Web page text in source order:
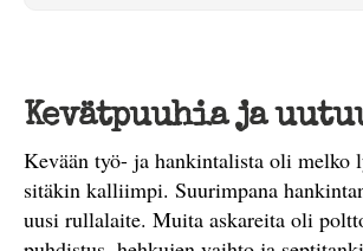
Kevätpuuhia ja
Kevään työ- ja hankintalista oli melko
sitäkin kalliimpi. Suurimpana
uusi rullalaite. Muita askareita oli